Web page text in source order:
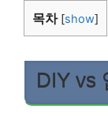
목차 [show]
DIY vs